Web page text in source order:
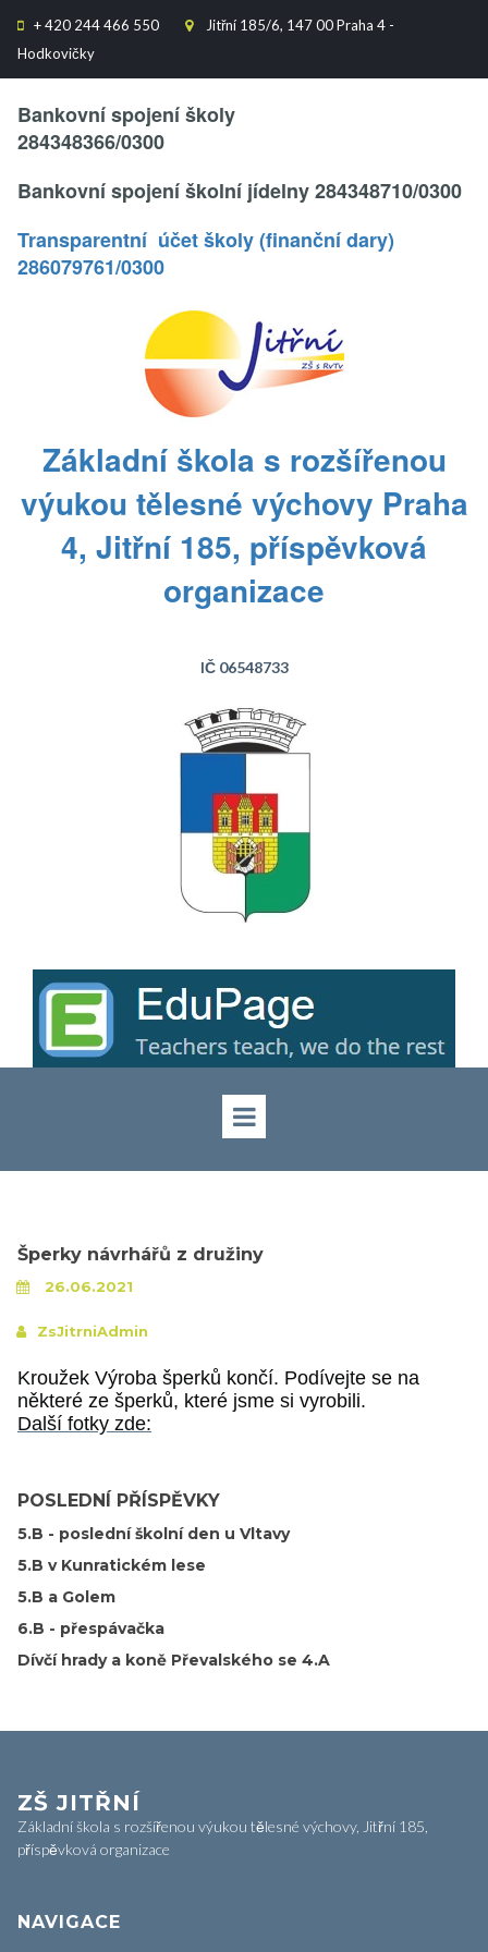
 +420 244 466 550 
Jitřní 185/6, 147 00 Praha 4 -
Hodkovičky
Bankovní spojení školy
284348366/0300
Bankovní spojení školní jídelny 284348710/0300
Transparentní účet školy (finanční dary)
286079761/0300
Základní škola s rozšířenou
výukou tělesné výchovy Praha
4, Jitřní 185, příspěvková
organizace
IČ 06548733
Šperky návrhářů z družiny
26.06.2021
ZsJitrniAdmin
Kroužek Výroba šperků končí. Podívejte se na
některé ze šperků, které jsme si vyrobili.
Další fotky zde:
POSLEDNÍ PŘÍSPĚVKY
5.B - poslední školní den u Vltavy
5.B v Kunratickém lese
5.B a Golem
6.B - přespávačka
Dívčí hrady a koně Převalského se 4.A
ZŠ JITŘNÍ
Základní škola s rozšířenou výukou tělesné výchovy, Jitřní 185,
příspěvková organizace
NAVIGACE